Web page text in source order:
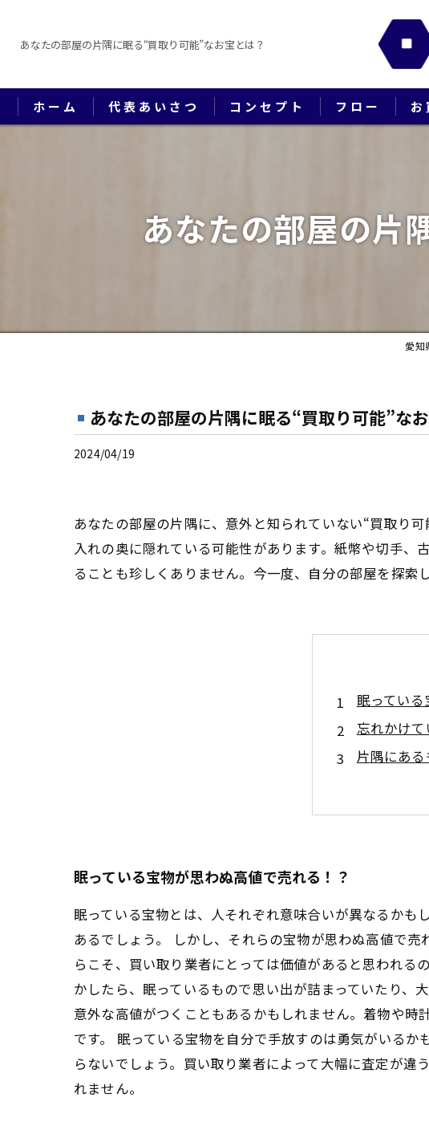
あなたの部屋の片隅に眠る“買取り可能”なお宝とは？
ホーム 代表あいさつ コンセプト フロー お
あなたの部屋の片
愛知
あなたの部屋の片隅に眠る“買取り可能”な
2024/04/19
あなたの部屋の片隅に、意外と知られていない“買取り
入れの奥に隠れている可能性があります。紙幣や切手
ることも珍しくありません。今一度、自分の部屋を探索
眠ってい
忘れかけ
片隅にある
「いらな
部屋の掃
眠っている宝物が思わぬ高値で売れる！？
眠っている宝物とは、人それぞれ意味合いが異なるか
あるでしょう。 しかし、それらの宝物が思わぬ高値で
らこそ、買い取り業者にとっては価値があると思われる
かしたら、眠っているもので思い出が詰まっていたり、
意外な高値がつくこともあるかもしれません。着物や時
です。 眠っている宝物を自分で手放すのは勇気がいる
らないでしょう。買い取り業者によって大幅に査定が
れません。